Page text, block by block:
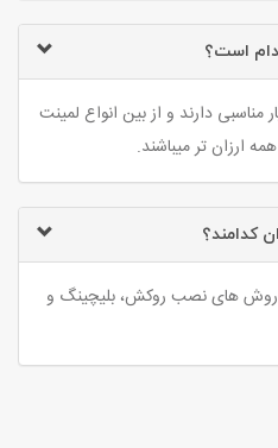
است؟
دارند و از بین انواع لمینت
ارزان تر میباشند.
کدامند؟
روش های نصب روکش، بلیچینگ و